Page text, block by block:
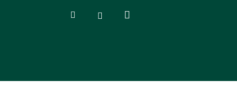
HledatPřihlášení